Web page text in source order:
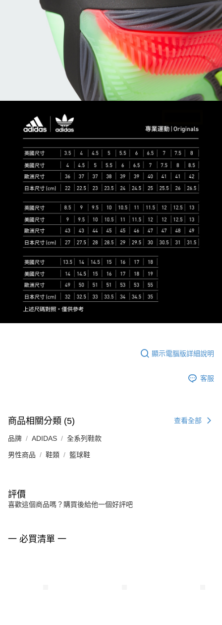
顯示電腦版詳細說明
客服
商品相關分類 (5) 查看全部
品牌 ADIDAS 全系列鞋款
男性商品 鞋類 籃球鞋
評價
喜歡這個商品嗎？購買後給他一個好評吧
一 必買清單 一